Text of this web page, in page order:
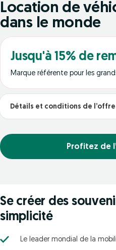
Se créer des
simplicité
Le leader mondial de la
Location de
dans le monde
Jusqu'à 15% de
Marque référente pour les
Détails et conditions de l’offre
Profitez de